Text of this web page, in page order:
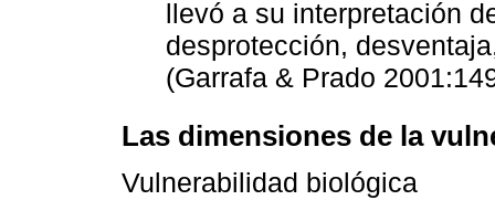
llevó a su interpretación
desprotección,
(Garrafa & Prado
Las dimensiones de la
Vulnerabilidad biológica